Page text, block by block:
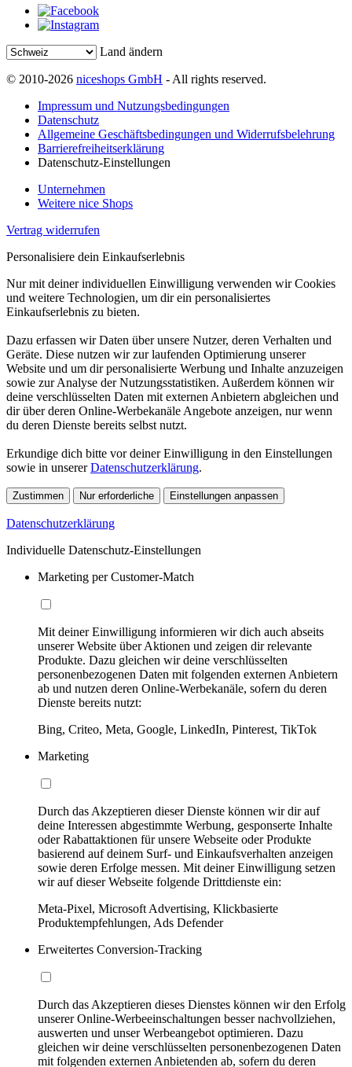
Land ändern
© 2010-2026 niceshops GmbH - All rights reserved.
Impressum und Nutzungsbedingungen
Datenschutz
Allgemeine Geschäftsbedingungen und Widerrufsbelehrung
Barrierefreiheitserklärung
Datenschutz-Einstellungen
Unternehmen
Weitere nice Shops
Vertrag widerrufen
Personalisiere dein Einkaufserlebnis
Nur mit deiner individuellen Einwilligung verwenden wir Cookies
und weitere Technologien, um dir ein personalisiertes
Einkaufserlebnis zu bieten.
Dazu erfassen wir Daten über unsere Nutzer, deren Verhalten und
Geräte. Diese nutzen wir zur laufenden Optimierung unserer
Website und um dir personalisierte Werbung und Inhalte anzuzeigen
sowie zur Analyse der Nutzungsstatistiken. Außerdem können wir
deine verschlüsselten Daten mit externen Anbietern abgleichen und
dir über deren Online-Werbekanäle Angebote anzeigen, nur wenn
du deren Dienste bereits selbst nutzt.
Erkundige dich bitte vor deiner Einwilligung in den Einstellungen
sowie in unsererDatenschutzerklärung.
Zustimmen Nur erforderliche Einstellungen anpassen
Datenschutzerklärung
Individuelle Datenschutz-Einstellungen
Marketing per Customer-Match
Mit deiner Einwilligung informieren wir dich auch abseits
unserer Website über Aktionen und zeigen dir relevante
Produkte. Dazu gleichen wir deine verschlüsselten
personenbezogenen Daten mit folgenden externen Anbietern
ab und nutzen deren Online-Werbekanäle, sofern du deren
Dienste bereits nutzt:
Bing, Criteo, Meta, Google, LinkedIn, Pinterest, TikTok
Marketing
Durch das Akzeptieren dieser Dienste können wir dir auf
deine Interessen abgestimmte Werbung, gesponserte Inhalte
oder Rabattaktionen für unsere Webseite oder Produkte
basierend auf deinem Surf- und Einkaufsverhalten anzeigen
sowie deren Erfolge messen. Mit deiner Einwilligung setzen
wir auf dieser Webseite folgende Drittdienste ein:
Meta-Pixel, Microsoft Advertising, Klickbasierte
Produktempfehlungen, Ads Defender
Erweitertes Conversion-Tracking
Durch das Akzeptieren dieses Dienstes können wir den Erfolg
unserer Online-Werbeeinschaltungen besser nachvollziehen,
auswerten und unser Werbeangebot optimieren. Dazu
gleichen wir deine verschlüsselten personenbezogenen Daten
mit folgenden externen Anbietenden ab, sofern du deren